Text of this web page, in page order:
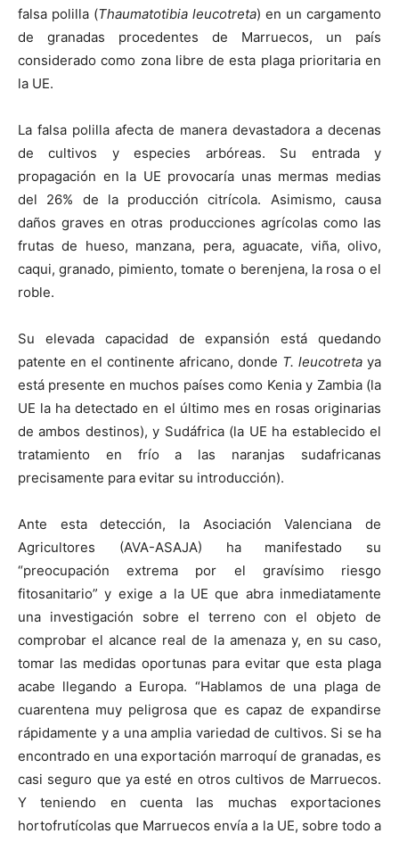
falsa polilla (Thaumatotibia leucotreta) en un cargamento
de granadas procedentes de Marruecos, un país
considerado como zona libre de esta plaga prioritaria en
la UE.
La falsa polilla afecta de manera devastadora a decenas
de cultivos y especies arbóreas. Su entrada y
propagación en la UE provocaría unas mermas medias
del 26% de la producción citrícola. Asimismo, causa
daños graves en otras producciones agrícolas como las
frutas de hueso, manzana, pera, aguacate, viña, olivo,
caqui, granado, pimiento, tomate o berenjena, la rosa o el
roble.
Su elevada capacidad de expansión está quedando
patente en el continente africano, donde T. leucotreta ya
está presente en muchos países como Kenia y Zambia (la
UE la ha detectado en el último mes en rosas originarias
de ambos destinos), y Sudáfrica (la UE ha establecido el
tratamiento en frío a las naranjas sudafricanas
precisamente para evitar su introducción).
Ante esta detección, la Asociación Valenciana de
Agricultores (AVA-ASAJA) ha manifestado su
“preocupación extrema por el gravísimo riesgo
fitosanitario” y exige a la UE que abra inmediatamente
una investigación sobre el terreno con el objeto de
comprobar el alcance real de la amenaza y, en su caso,
tomar las medidas oportunas para evitar que esta plaga
acabe llegando a Europa. “Hablamos de una plaga de
cuarentena muy peligrosa que es capaz de expandirse
rápidamente y a una amplia variedad de cultivos. Si se ha
encontrado en una exportación marroquí de granadas, es
casi seguro que ya esté en otros cultivos de Marruecos.
Y teniendo en cuenta las muchas exportaciones
hortofrutícolas que Marruecos envía a la UE, sobre todo a